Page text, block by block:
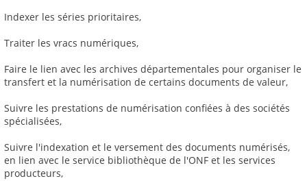
Indexer les séries prioritaires,
Traiter les vracs numériques,
Faire le lien avec les archives départementales pour organiser le
transfert et la numérisation de certains documents de valeur,
Suivre les prestations de numérisation confiées à des sociétés
spécialisées,
Suivre l'indexation et le versement des documents numérisés,
en lien avec le service bibliothèque de l'ONF et les services
producteurs,